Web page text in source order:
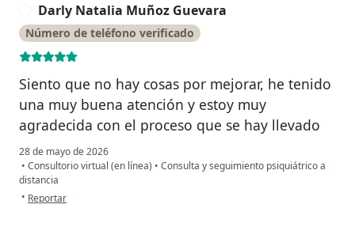
Darly Natalia Muñoz Guevara
Número de teléfono verificado
Siento que no hay cosas por mejorar, he tenido
una muy buena atención y estoy muy
agradecida con el proceso que se hay llevado
28 de mayo de 2026
• Consultorio virtual (en línea) • Consulta y seguimiento psiquiátrico a
distancia
• en opinión del usuario Darly Natalia Muñoz Guevara
Reportar